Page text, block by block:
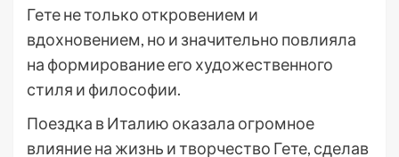
Гете не только откровением и
вдохновением, но и значительно повлияла
на формирование его художественного
стиля и философии.
Поездка в Италию оказала огромное
влияние на жизнь и творчество Гете, сделав